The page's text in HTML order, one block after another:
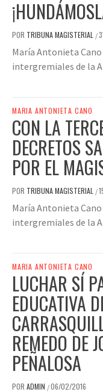
POR TRIBUNA MAGISTERIAL /
María Antonieta
intergremiales de la
MARIA ANTONIETA CANO
CON LA
DECRETOS
POR EL
POR TRIBUNA MAGISTERIAL /
María Antonieta
intergremiales de la
MARIA ANTONIETA CANO
LUCHAR SÍ
EDUCATIVA
REMEDO DE
PEÑALOSA
POR ADMIN /06/02/2016